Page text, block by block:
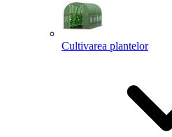
Cultivarea plantelor